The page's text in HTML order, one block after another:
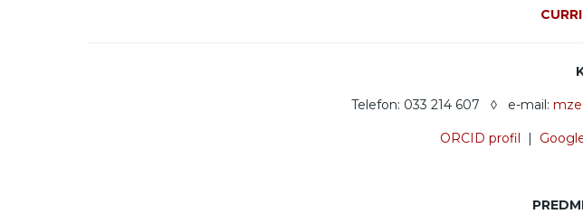
Telefon: 033 214 607 ◊ e-mail:
ORCID profil |